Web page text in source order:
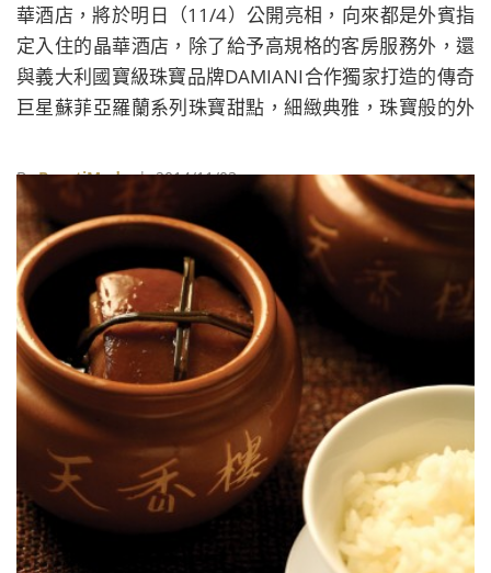
華酒店，將於明日（11/4）公開亮相，向來都是外賓指
定入住的晶華酒店，除了給予高規格的客房服務外，還
與義大利國寶級珠寶品牌DAMIANI合作獨家打造的傳奇
巨星蘇菲亞羅蘭系列珠寶甜點，細緻典雅，珠寶般的外
ByBeautiMode| 2014/11/03